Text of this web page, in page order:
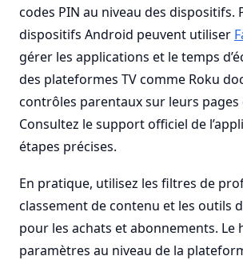
codes PIN au niveau des dispositifs.
dispositifs Android peuvent utiliser
gérer les applications et le temps
des plateformes TV comme Roku
contrôles parentaux sur leurs
Consultez le support officiel de
étapes précises.
En pratique, utilisez les filtres de
classement de contenu et les outils
pour les achats et abonnements. Le
paramètres au niveau de la